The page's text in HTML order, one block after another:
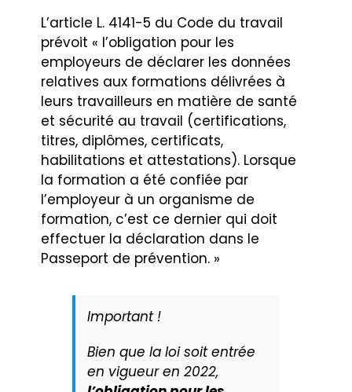
L’article L. 4141-5 du Code du travail
prévoit « l’obligation pour les
employeurs de déclarer les données
relatives aux formations délivrées à
leurs travailleurs en matière de santé
et sécurité au travail (certifications,
titres, diplômes, certificats,
habilitations et attestations). Lorsque
la formation a été confiée par
l’employeur à un organisme de
formation, c’est ce dernier qui doit
effectuer la déclaration dans le
Passeport de prévention. »
Important !
Bien que la loi soit entrée
en vigueur en 2022,